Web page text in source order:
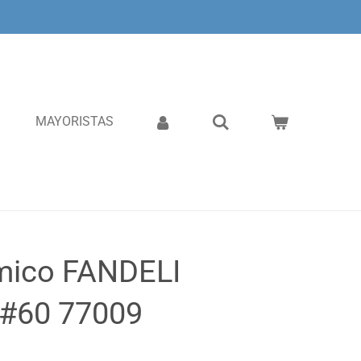
MAYORISTAS
FANDELI
77009